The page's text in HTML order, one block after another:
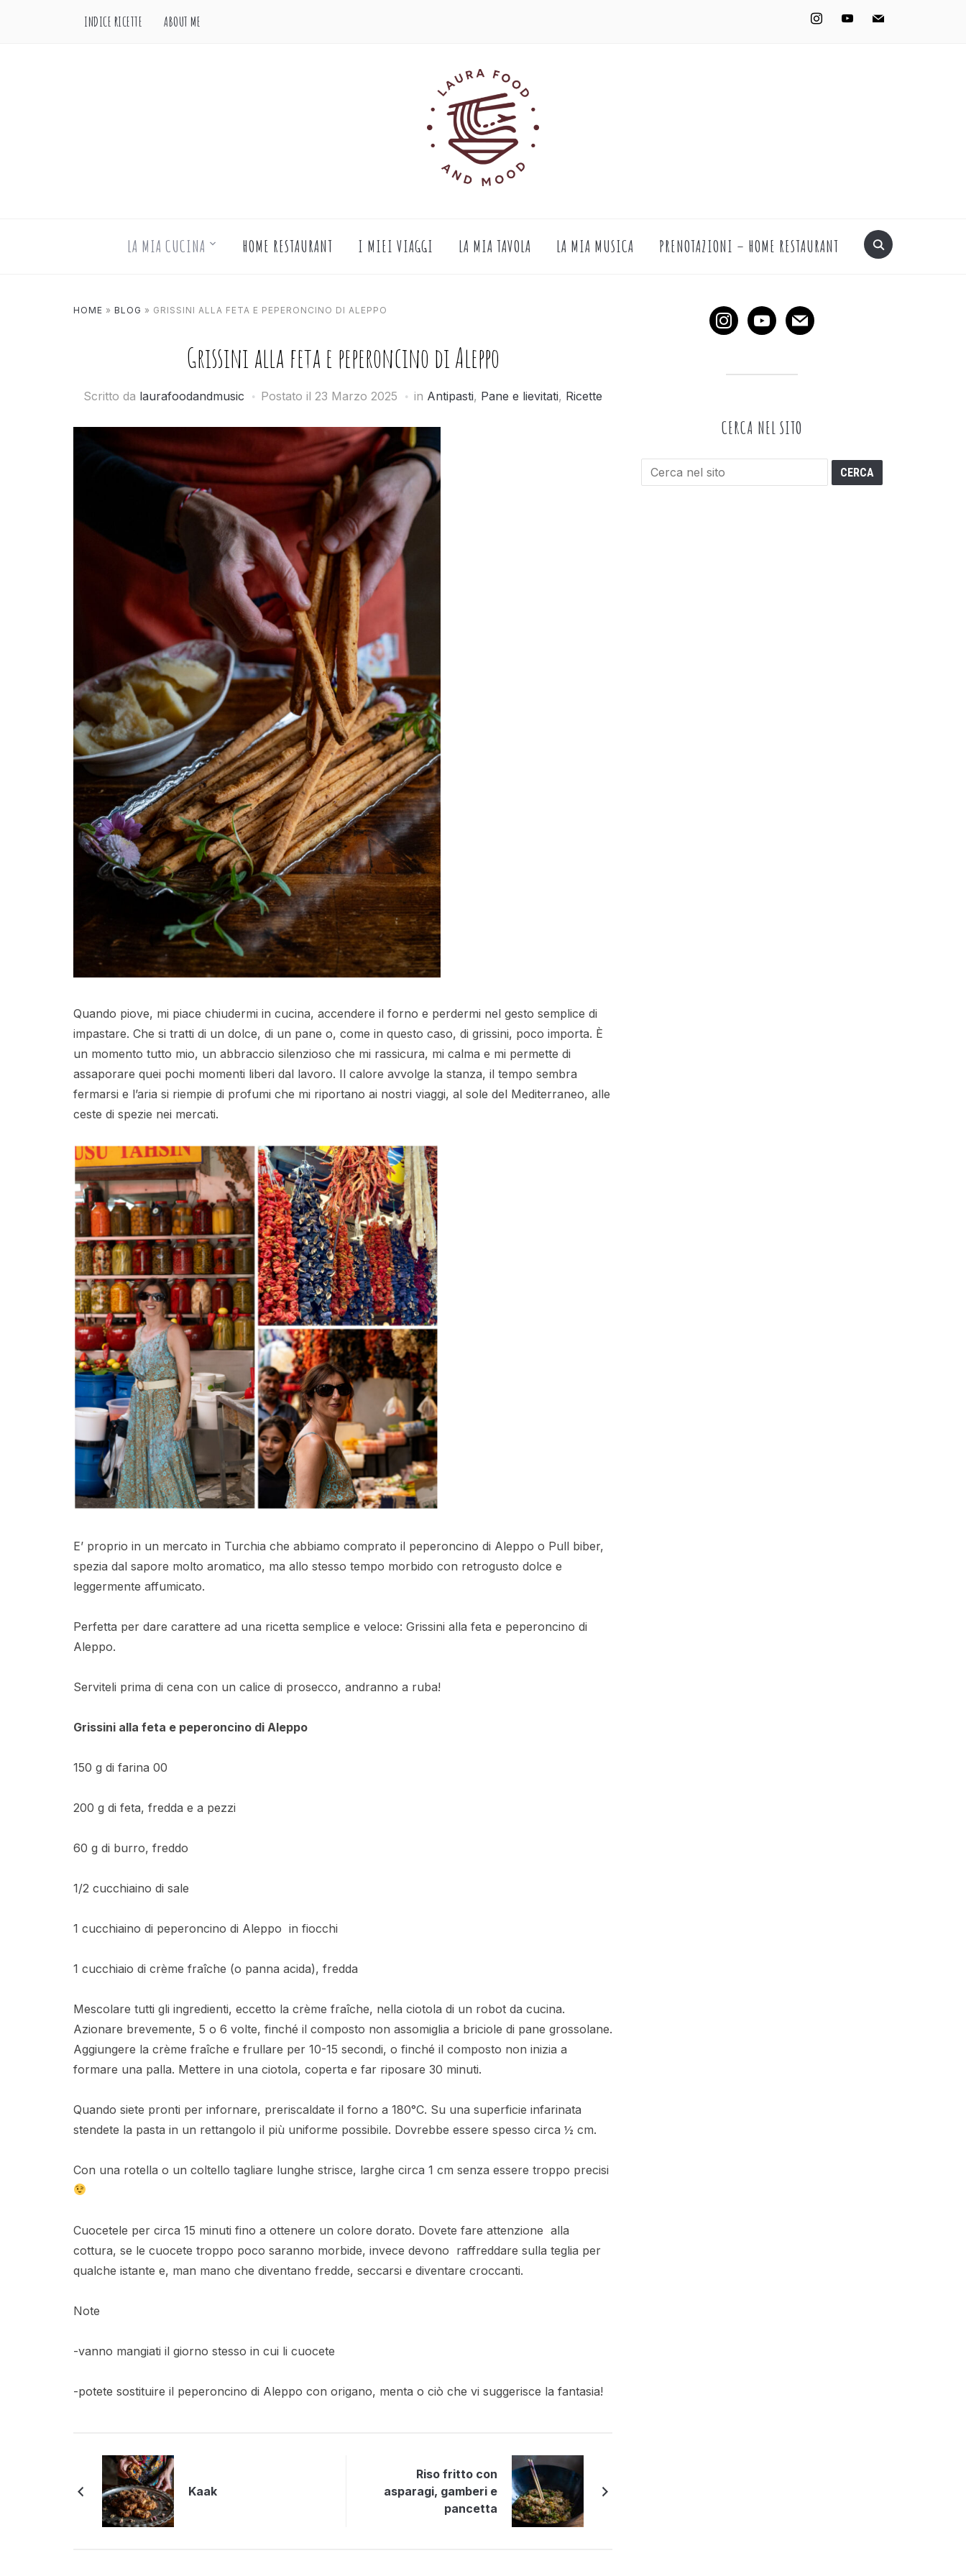
instagramyoutube mail
INDICE RICETTE ABOUT ME
LA MIA CUCINA HOME RESTAURANT I MIEI VIAGGI LA MIA TAVOLA LA MIA MUSICA PRENOTAZIONI – HOME RESTAURANT
HOME » BLOG » GRISSINI ALLA FETA E PEPERONCINO DI ALEPPO
Grissini alla feta e peperoncino di Aleppo
Scritto da laurafoodandmusic Postato il 23 Marzo 2025 in Antipasti, Pane e lievitati, Ricette
Quando piove, mi piace chiudermi in cucina, accendere il forno e perdermi nel gesto semplice di
impastare. Che si tratti di un dolce, di un pane o, come in questo caso, di grissini, poco importa. È
un momento tutto mio, un abbraccio silenzioso che mi rassicura, mi calma e mi permette di
assaporare quei pochi momenti liberi dal lavoro. Il calore avvolge la stanza, il tempo sembra
fermarsi e l’aria si riempie di profumi che mi riportano ai nostri viaggi, al sole del Mediterraneo, alle
ceste di spezie nei mercati.
E’ proprio in un mercato in Turchia che abbiamo comprato il peperoncino di Aleppo o Pull biber,
spezia dal sapore molto aromatico, ma allo stesso tempo morbido con retrogusto dolce e
leggermente affumicato.
Perfetta per dare carattere ad una ricetta semplice e veloce: Grissini alla feta e peperoncino di
Aleppo.
Serviteli prima di cena con un calice di prosecco, andranno a ruba!
Grissini alla feta e peperoncino di Aleppo
150 g di farina 00
200 g di feta, fredda e a pezzi
60 g di burro, freddo
1/2 cucchiaino di sale
1 cucchiaino di peperoncino di Aleppo in fiocchi
1 cucchiaio di crème fraîche (o panna acida), fredda
Mescolare tutti gli ingredienti, eccetto la crème fraîche, nella ciotola di un robot da cucina.
Azionare brevemente, 5 o 6 volte, finché il composto non assomiglia a briciole di pane grossolane.
Aggiungere la crème fraîche e frullare per 10-15 secondi, o finché il composto non inizia a
formare una palla. Mettere in una ciotola, coperta e far riposare 30 minuti.
Quando siete pronti per infornare, preriscaldate il forno a 180°C. Su una superficie infarinata
stendete la pasta in un rettangolo il più uniforme possibile. Dovrebbe essere spesso circa ½ cm.
Con una rotella o un coltello tagliare lunghe strisce, larghe circa 1 cm senza essere troppo precisi
Cuocetele per circa 15 minuti fino a ottenere un colore dorato. Dovete fare attenzione alla
cottura, se le cuocete troppo poco saranno morbide, invece devono raffreddare sulla teglia per
qualche istante e, man mano che diventano fredde, seccarsi e diventare croccanti.
Note
-vanno mangiati il giorno stesso in cui li cuocete
-potete sostituire il peperoncino di Aleppo con origano, menta o ciò che vi suggerisce la fantasia!
Kaak
Riso fritto con
asparagi, gamberi e
pancetta
instagramyoutubemail
CERCA NEL SITO